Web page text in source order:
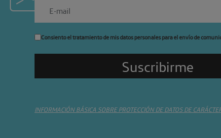
Consiento el tratamiento de mis datos personales para el envío de
INFORMACIÓN BÁSICA SOBRE PROTECCIÓN DE DATOS DE